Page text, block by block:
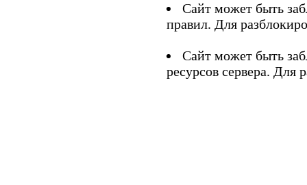
Сайт может быть
правил. Для
Сайт может быть
ресурсов сервера. Для